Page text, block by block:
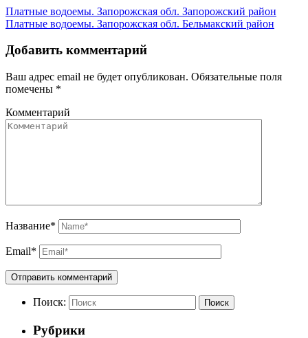
Платные водоемы. Запорожская обл. Запорожский район
Платные водоемы. Запорожская обл. Бельмакский район
Добавить комментарий
Ваш адрес email не будет опубликован. Обязательные поля
помечены *
Комментарий
Название*
Email*
Поиск: Поиск
Рубрики